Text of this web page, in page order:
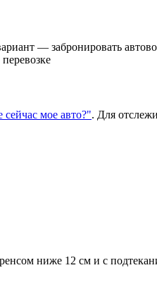
— забронировать
сейчас мое авто?". Для
ниже 12 см и с